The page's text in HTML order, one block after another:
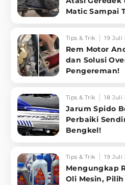
Matic Sampai
Tips & Trik 19 Juli
Rem Motor
dan Solusi
Pengereman!
Tips & Trik 18 Juli
Jarum Spido
Perbaiki
Bengkel!
Tips & Trik 19 Juli
Mengungkap
Oli Mesin,